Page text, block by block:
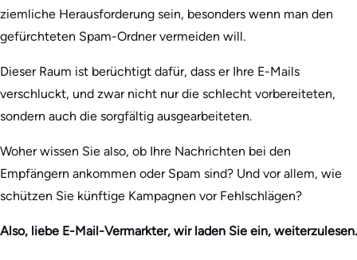
ziemliche Herausforderung sein, besonders wenn man den
gefürchteten Spam-Ordner vermeiden will.
Dieser Raum ist berüchtigt dafür, dass er Ihre E-Mails
verschluckt, und zwar nicht nur die schlecht vorbereiteten,
sondern auch die sorgfältig ausgearbeiteten.
Woher wissen Sie also, ob Ihre Nachrichten bei den
Empfängern ankommen oder Spam sind? Und vor allem, wie
schützen Sie künftige Kampagnen vor Fehlschlägen?
Also, liebe E-Mail-Vermarkter, wir laden Sie ein, weiterzulesen.